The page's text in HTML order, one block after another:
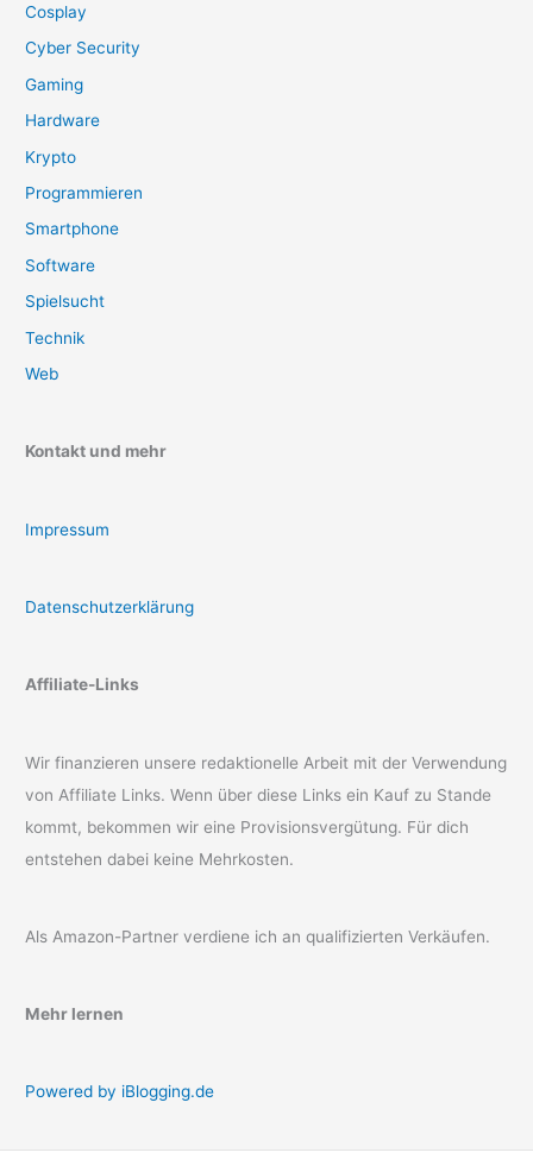
Cosplay
Cyber Security
Gaming
Hardware
Krypto
Programmieren
Smartphone
Software
Spielsucht
Technik
Web
Kontakt und mehr
Impressum
Datenschutzerklärung
Affiliate-Links
Wir finanzieren unsere redaktionelle Arbeit mit der Verwendung
von Affiliate Links. Wenn über diese Links ein Kauf zu Stande
kommt, bekommen wir eine Provisionsvergütung. Für dich
entstehen dabei keine Mehrkosten.
Als Amazon-Partner verdiene ich an qualifizierten Verkäufen.
Mehr lernen
Powered by iBlogging.de